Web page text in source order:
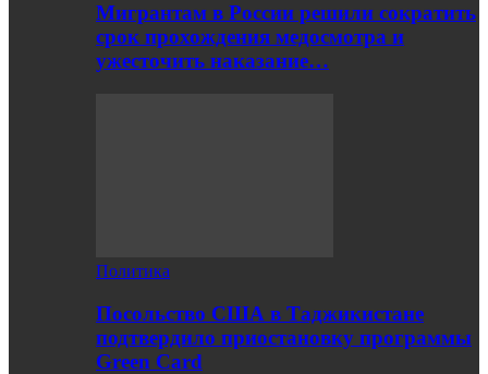
Мигрантам в России решили сократить
срок прохождения медосмотра и
ужесточить наказание…
Политика
Посольство США в Таджикистане
подтвердило приостановку программы
Green Card